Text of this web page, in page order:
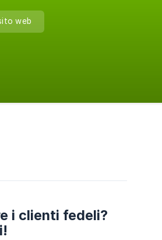
web
i clienti fedeli?